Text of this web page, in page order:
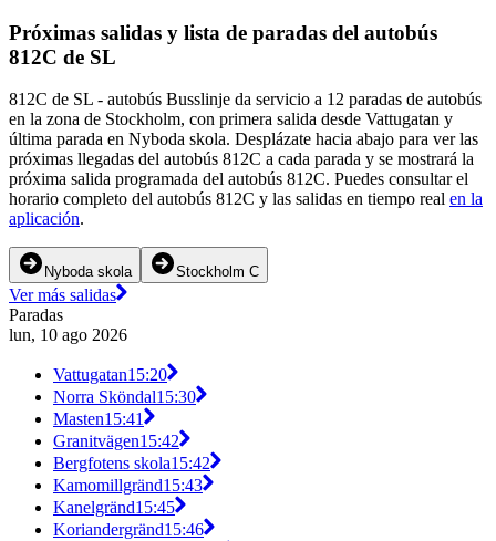
Próximas salidas y lista de paradas del autobús
812C de SL
812C de SL - autobús Busslinje da servicio a 12 paradas de autobús
en la zona de Stockholm, con primera salida desde Vattugatan y
última parada en Nyboda skola. Desplázate hacia abajo para ver las
próximas llegadas del autobús 812C a cada parada y se mostrará la
próxima salida programada del autobús 812C. Puedes consultar el
horario completo del autobús 812C y las salidas en tiempo real en la
aplicación.
Nyboda skola Stockholm C
Ver más salidas
Paradas
lun, 10 ago 2026
Vattugatan15:20
Norra Sköndal15:30
Masten15:41
Granitvägen15:42
Bergfotens skola15:42
Kamomillgränd15:43
Kanelgränd15:45
Koriandergränd15:46